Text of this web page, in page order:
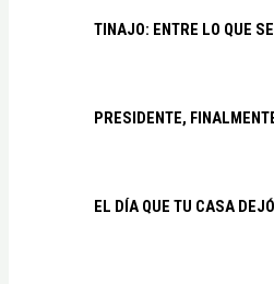
TINAJO: ENTRE LO QUE
PRESIDENTE,
EL DÍA QUE TU CASA